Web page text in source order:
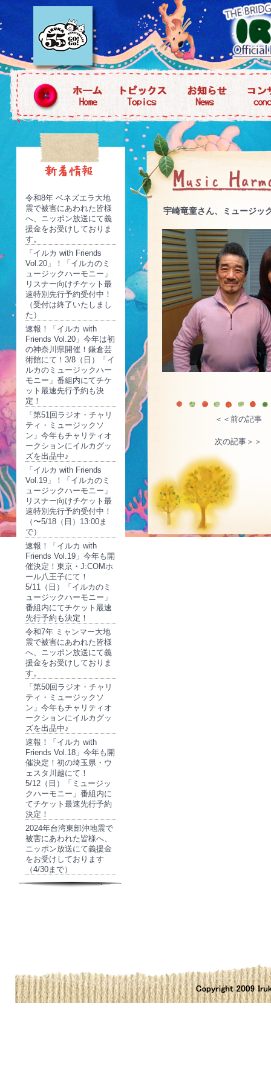
令和8年 ベネズエラ大地
震で被害にあわれた皆様
へ、ニッポン放送にて義
援金をお受けしておりま
す。
「イルカ with Friends
Vol.20」！「イルカのミ
ュージックハーモニー」
リスナー向けチケット最
速特別先行予約受付中！
（受付は終了いたしまし
た）
速報！「イルカ with
Friends Vol.20」今年は初
の神奈川県開催！鎌倉芸
術館にて！3/8（日）「イ
ルカのミュージックハー
モニー」番組内にてチケ
ット最速先行予約も決
定！
「第51回ラジオ・チャリ
ティ・ミュージックソ
ン」今年もチャリティオ
ークションにイルカグッ
ズを出品中♪
「イルカ with Friends
Vol.19」！「イルカのミ
ュージックハーモニー」
リスナー向けチケット最
速特別先行予約受付中！
（〜5/18（日）13:00ま
で）
速報！「イルカ with
Friends Vol.19」今年も開
催決定！東京・J:COMホ
ール八王子にて！
5/11（日）「イルカのミ
ュージックハーモニー」
番組内にてチケット最速
先行予約も決定！
令和7年 ミャンマー大地
震で被害にあわれた皆様
へ、ニッポン放送にて義
援金をお受けしておりま
す。
「第50回ラジオ・チャリ
ティ・ミュージックソ
ン」今年もチャリティオ
ークションにイルカグッ
ズを出品中♪
速報！「イルカ with
Friends Vol.18」今年も開
催決定！初の埼玉県・ウ
ェスタ川越にて！
5/12（日）「ミュージッ
クハーモニー」番組内に
てチケット最速先行予約
決定！
2024年台湾東部沖地震で
被害にあわれた皆様へ、
ニッポン放送にて義援金
をお受けしております
（4/30まで）
宇崎竜童さん、ミュージッ
＜＜前の記事
次の記事＞＞